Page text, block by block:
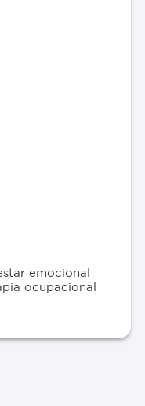
emocional
ocupacional